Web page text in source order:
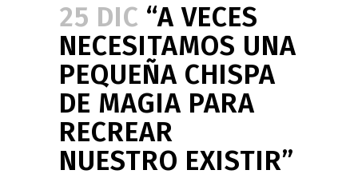
25 DIC “A VECES
NECESITAMOS UNA
PEQUEÑA CHISPA
DE MAGIA PARA
RECREAR
NUESTRO EXISTIR”